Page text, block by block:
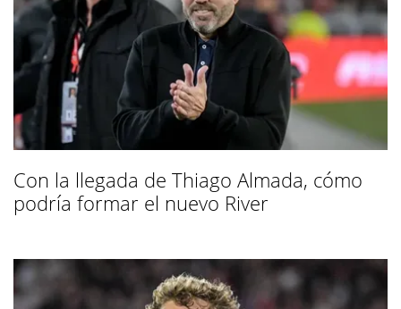
Con la llegada de Thiago Almada, cómo
podría formar el nuevo River